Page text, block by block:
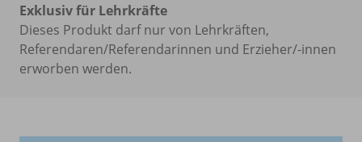
Exklusiv für Lehrkräfte
Dieses Produkt darf nur von Lehrkräften,
Referendaren/Referendarinnen und Erzieher/-innen
erworben werden.